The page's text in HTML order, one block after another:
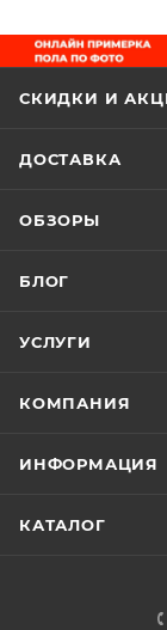
СКИДКИ И
ДОСТАВКА
ОБЗОРЫ
БЛОГ
УСЛУГИ
КОМПАНИЯ
ИНФОРМАЦИЯ
КАТАЛОГ